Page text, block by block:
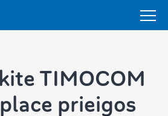
TIMOCOM
prieigos